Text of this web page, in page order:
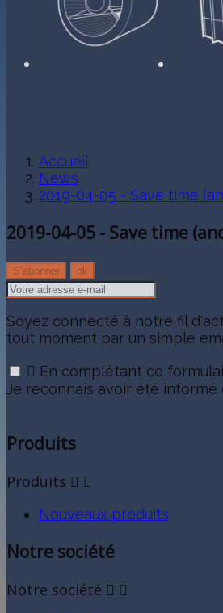
Accueil
News
2019-04-05 - Save time
2019-04-05 - Save time
Soyez connecté à notre fil
tout moment par un simple
 En complétant ce
Je reconnais avoir été
Produits
Produits  
Nouveaux produits
Notre société
Notre société  